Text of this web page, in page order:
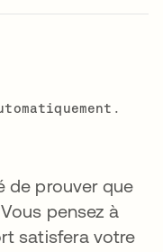
de prouver que
pensez à
satisfera votre